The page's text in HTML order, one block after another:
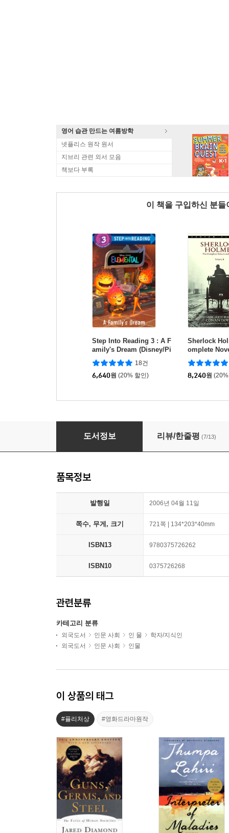
영어 습관 만드는 여름방학
넷플리스 원작 원서
지브리 관련 외서 모음
책보다 부록
이 책을 구입하신 분
Step Into Reading 3 : A F
amily's Dream (Disney/Pi
xar Elemental)
18건
6,640원 (20% 할인)
Sherlock
omplete
ies Volume 2
8,240원
American Prometheus: The Inspiration for
도서정보 리뷰/한줄평 (7/13)
품목정보
발행일 2006년 04월 11일
쪽수, 무게, 크기 721쪽 | 134*203*40mm
ISBN13 9780375726262
ISBN10 0375726268
관련분류
카테고리 분류
외국도서 인문 사회 인 물
학자/지식인
외국도서
인문 사회 인물
이 상품의 태그
#퓰리처상 #영화드라마원작